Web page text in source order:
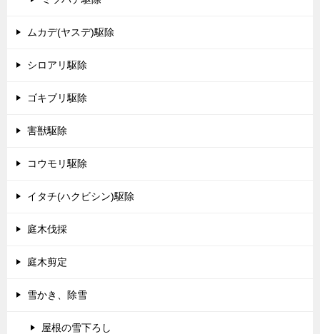
ムカデ(ヤスデ)駆除
シロアリ駆除
ゴキブリ駆除
害獣駆除
コウモリ駆除
イタチ(ハクビシン)駆除
庭木伐採
庭木剪定
雪かき、除雪
屋根の雪下ろし